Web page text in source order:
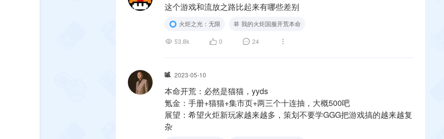
这个游戏和流放之路比起来有哪些差别
火炬之光：无限 我的火炬国服开荒本命
53.8k 0 24
嘁 2023-05-10
本命开荒：必然是猫猫，yyds
氪金：手册+猫猫+集市页+两三个十连抽，大概500吧
展望：希望火炬新玩家越来越多，策划不要学GGG把游戏搞的越来越复
杂